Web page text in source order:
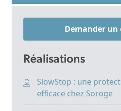
Demander un
Réalisations
SlowStop : une
efficace chez Soroge